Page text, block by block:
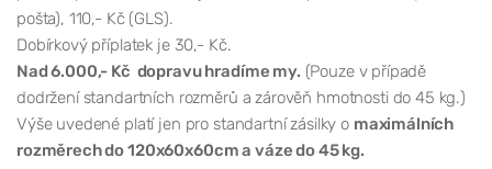
pošta), 110,- Kč (GLS).
Dobírkový příplatek je 30,- Kč.
Nad 6.000,- Kč dopravu hradíme my. (Pouze v případě
dodržení standartních rozměrů a zárověň hmotnosti do 45 kg.)
Výše uvedené platí jen pro standartní zásilky o maximálních
rozměrech do 120x60x60cm a váze do 45 kg.